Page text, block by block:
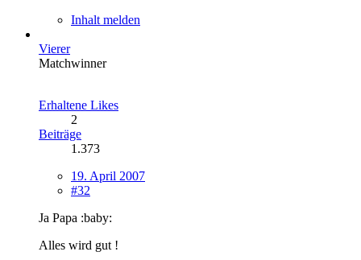
Inhalt melden
Vierer
Matchwinner
Erhaltene Likes
2
Beiträge
1.373
19. April 2007
#32
Ja Papa :baby:
Alles wird gut !